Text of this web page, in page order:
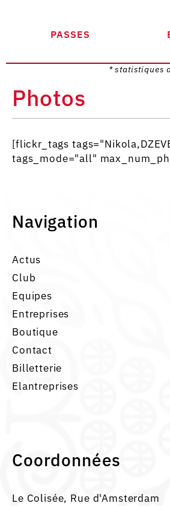
PASSES
* statistiques
Photos
[flickr_tags
tags_mode="all"
Navigation
Actus
Club
Equipes
Entreprises
Boutique
Contact
Billetterie
Elantreprises
Coordonnées
Le Colisée, Rue d'Amsterdam